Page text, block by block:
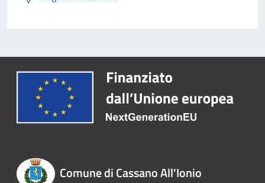
Comune di Cassano All'Ionio